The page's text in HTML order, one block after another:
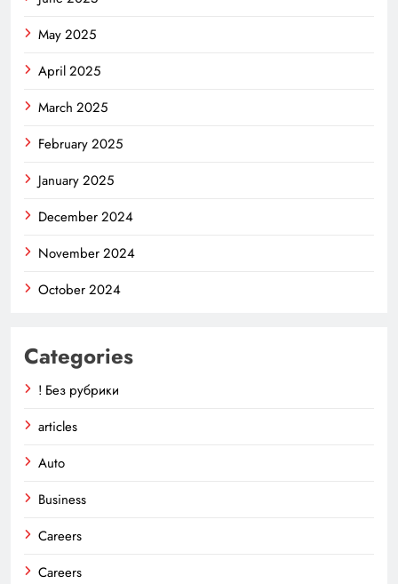
May 2025
April 2025
March 2025
February 2025
January 2025
December 2024
November 2024
October 2024
Categories
! Без рубрики
articles
Auto
Business
Careers
Careers